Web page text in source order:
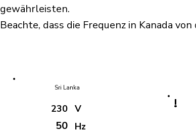
gewährleisten.
Beachte, dass die Frequenz in Kanada
Sri Lanka
230
50
V
Hz
!